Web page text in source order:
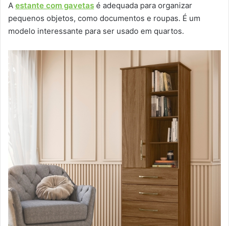
A estante com gavetas é adequada para organizar
pequenos objetos, como documentos e roupas. É um
modelo interessante para ser usado em quartos.